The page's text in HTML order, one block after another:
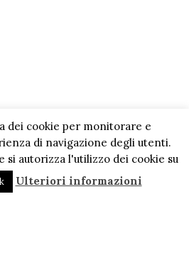
dei cookie per monitorare e
di navigazione degli utenti.
si autorizza l'utilizzo dei cookie su
Ulteriori informazioni